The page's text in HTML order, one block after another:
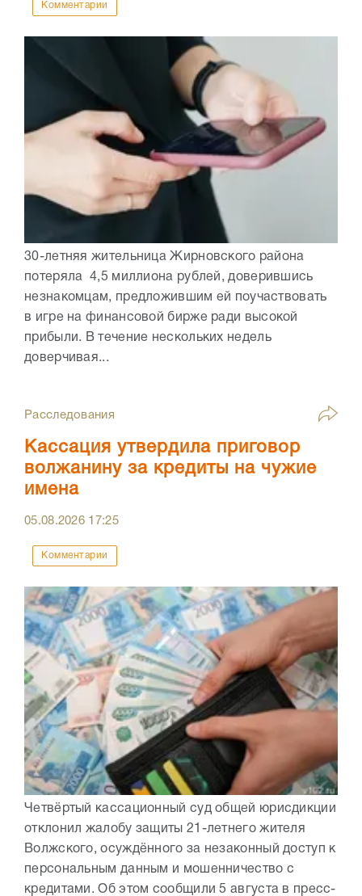
Комментарии
30-летняя жительница Жирновского района
потеряла 4,5 миллиона рублей, доверившись
незнакомцам, предложившим ей поучаствовать
в игре на финансовой бирже ради высокой
прибыли. В течение нескольких недель
доверчивая...
Расследования
Кассация утвердила приговор
волжанину за кредиты на чужие
имена
05.08.2026 17:25
Комментарии
Четвёртый кассационный суд общей юрисдикции
отклонил жалобу защиты 21-летнего жителя
Волжского, осуждённого за незаконный доступ к
персональным данным и мошенничество с
кредитами. Об этом сообщили 5 августа в пресс-